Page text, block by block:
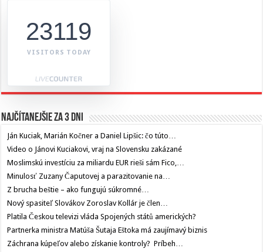
23119
VISITORS TODAY
Najčítanejšie za 3 dni
Ján Kuciak, Marián Kočner a Daniel Lipšic: čo túto…
Video o Jánovi Kuciakovi, vraj na Slovensku zakázané
Moslimskú investíciu za miliardu EUR rieši sám Fico,…
Minulosť Zuzany Čaputovej a parazitovanie na…
Z brucha beštie – ako fungujú súkromné…
Nový spasiteľ Slovákov Zoroslav Kollár je člen…
Platila Českou televizi vláda Spojených států amerických?
Partnerka ministra Matúša Šutaja Eštoka má zaujímavý biznis
Záchrana kúpeľov alebo získanie kontroly? Príbeh…